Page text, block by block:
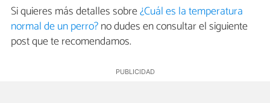
Si quieres más detalles sobre¿Cuál es la temperatura
normal de un perro?no dudes en consultar el siguiente
post que te recomendamos.